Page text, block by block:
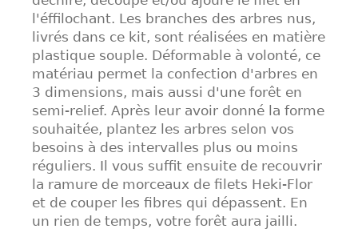
l'éffilochant. Les branches des arbres nus,
livrés dans ce kit, sont réalisées en matière
plastique souple. Déformable à volonté, ce
matériau permet la confection d'arbres en
3 dimensions, mais aussi d'une forêt en
semi-relief. Après leur avoir donné la forme
souhaitée, plantez les arbres selon vos
besoins à des intervalles plus ou moins
réguliers. Il vous suffit ensuite de recouvrir
la ramure de morceaux de filets Heki-Flor
et de couper les fibres qui dépassent. En
un rien de temps, votre forêt aura jailli.